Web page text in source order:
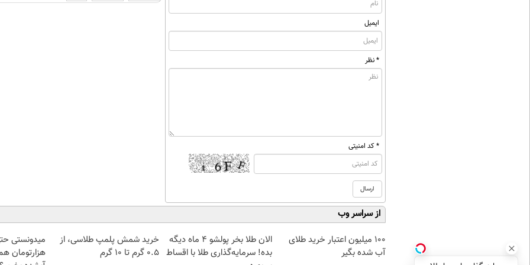
ایمیل
* نظر
* کد امنیتی
از سراسر وب
100 میلیون اعتبار خرید طلای
آب شده بگیر
الان طلا بخر پولشو 4 ماه دیگه
بده! سرمایه‌گذاری طلا با اقساط
خرید شمش پلمپ طلاسی، از
۰.۵ گرم تا ۱۰ گرم
هزارتومان